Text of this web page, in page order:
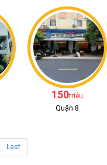
150triệu
Quận 8
Last